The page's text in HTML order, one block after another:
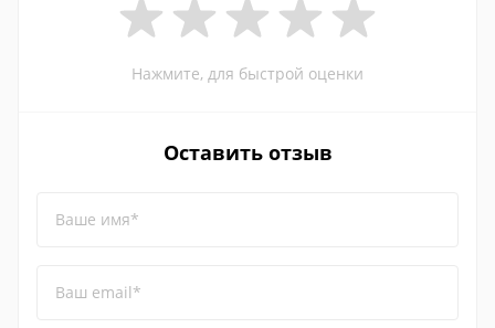
Нажмите, для быстрой оценки
Оставить отзыв
Ваше имя*
Ваш email*